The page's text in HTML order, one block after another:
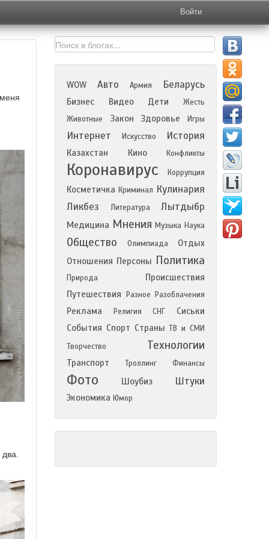
Войти
WOW Авто Армия Беларусь
Бизнес Видео Дети
Жесть
Животные
Закон Здоровье Игры
Интернет Искусство История
Казахстан Кино Конфликты
Коронавирус Коррупция
Косметичка Криминал Кулинария
Ликбез
Литература Лытдыбр
Медицина Мнения Музыка Наука
Общество Олимпиада
Отдых
Отношения Персоны Политика
Природа
Происшествия
Путешествия
Разное Разоблачения
Реклама Религия СНГ
Сиськи
События Спорт Страны ТВ и СМИ
Творчество
Технологии
Транспорт Троллинг Финансы
Фото Шоубиз Штуки
Экономика Юмор